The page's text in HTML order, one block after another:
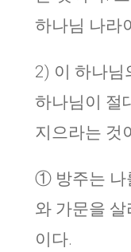
하나님 나라
2) 이 하나님
하나님이 절
지으라는 것
① 방주는 나
와 가문을 살
이다.